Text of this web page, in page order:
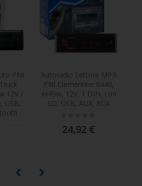
PNI
12V /
USB,
Autoradio Lettore MP3
PNI Clementine 8440,
4x45w, 12V, 1 DIN, con
SD, USB, AUX, RCA
24,92 €